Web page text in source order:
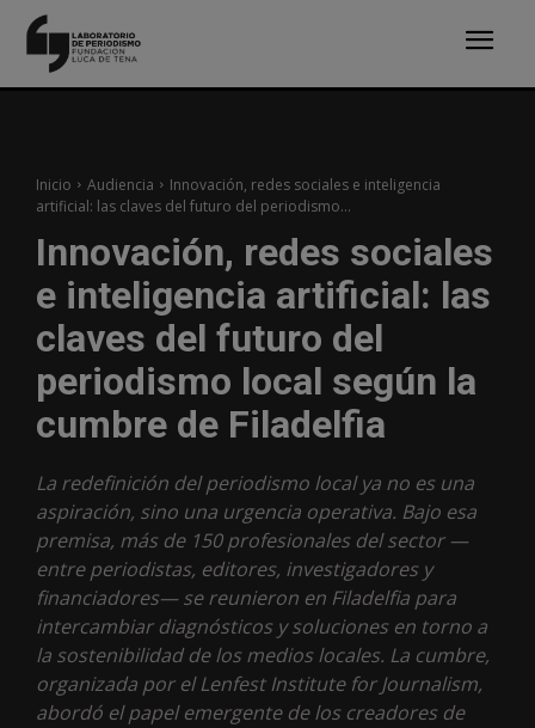
Inicio Audiencia
Innovación, redes sociales e inteligencia
artificial: las claves del futuro del periodismo...
Innovación, redes sociales
e inteligencia artificial: las
claves del futuro del
periodismo local según la
cumbre de Filadelfia
La redefinición del periodismo local ya no es una
aspiración, sino una urgencia operativa. Bajo esa
premisa, más de 150 profesionales del sector —
entre periodistas, editores, investigadores y
financiadores— se reunieron en Filadelfia para
intercambiar diagnósticos y soluciones en torno a
la sostenibilidad de los medios locales. La cumbre,
organizada por el Lenfest Institute for Journalism,
abordó el papel emergente de los creadores de